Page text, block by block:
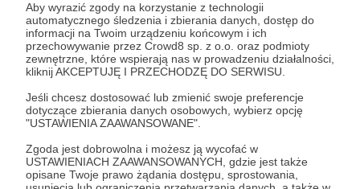
Aby wyrazić zgody na korzystanie z technologii
automatycznego śledzenia i zbierania danych, dostęp do
informacji na Twoim urządzeniu końcowym i ich
przechowywanie przez Crowd8 sp. z o.o. oraz podmioty
zewnętrzne, które wspierają nas w prowadzeniu działalności,
kliknij AKCEPTUJĘ I PRZECHODZĘ DO SERWISU.
Jeśli chcesz dostosować lub zmienić swoje preferencje
dotyczące zbierania danych osobowych, wybierz opcję
"USTAWIENIA ZAAWANSOWANE".
Zgoda jest dobrowolna i możesz ją wycofać w
USTAWIENIACH ZAAWANSOWANYCH, gdzie jest także
opisane Twoje prawo żądania dostępu, sprostowania,
Zaloguj się
Udostępnij